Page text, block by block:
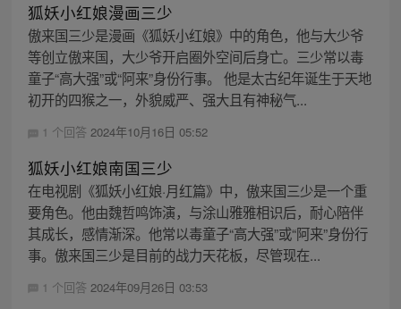
狐妖小红娘漫画三少
傲来国三少是漫画《狐妖小红娘》中的角色，他与大少爷
等创立傲来国，大少爷开启圈外空间后身亡。三少常以毒
童子“高大强”或“阿来”身份行事。 他是太古纪年诞生于天地
初开的四猴之一，外貌威严、强大且有神秘气...
1 个回答 2024年10月16日 05:52
狐妖小红娘南国三少
在电视剧《狐妖小红娘·月红篇》中，傲来国三少是一个重
要角色。他由魏哲鸣饰演，与涂山雅雅相识后，耐心陪伴
其成长，感情渐深。他常以毒童子“高大强”或“阿来”身份行
事。傲来国三少是目前的战力天花板，尽管现在...
1 个回答 2024年09月26日 03:53